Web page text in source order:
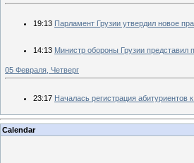
19:13 Парламент Грузии утвердил новое
14:13 Министр обороны Грузии представил
05 Февраля, Четверг
23:17 Началась регистрация
Calendar